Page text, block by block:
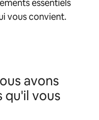
essentiels
vous convient.
avons
qu'il vous